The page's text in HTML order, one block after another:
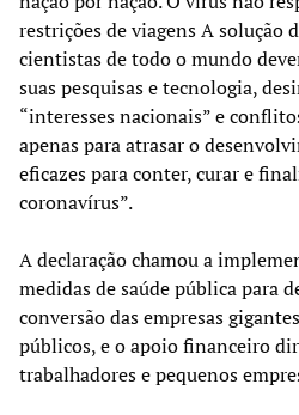
restrições de viagens A solução
cientistas de todo o mundo
suas pesquisas e tecnologia,
“interesses nacionais” e
apenas para atrasar o
eficazes para conter, curar e
coronavírus”.
A declaração chamou a
medidas de saúde pública para
conversão das empresas
públicos, e o apoio financeiro
trabalhadores e pequenos